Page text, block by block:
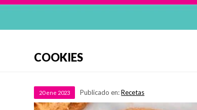
COOKIES
20 ene 2023 Publicado en:Recetas